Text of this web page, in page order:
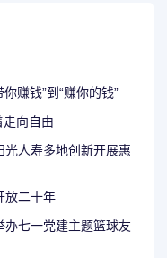
赚钱”到“赚你的钱”
走向自由
光人寿多地创新开展惠
放二十年
办七一党建主题篮球友